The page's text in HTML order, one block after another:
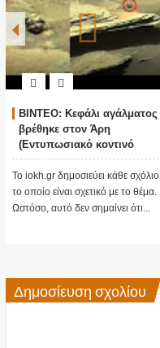
ΒΙΝΤΕΟ: Κεφάλι αγάλματος
βρέθηκε στον Άρη
(Εντυπωσιακό κοντινό
πλάνο)
Το iokh.gr δημοσιεύει κάθε σχόλιο
το οποίο είναι σχετικό με το θέμα.
Ωστόσο, αυτό δεν σημαίνει ότι...
Δημοσίευση σχολίου